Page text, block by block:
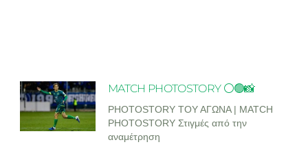
MATCH PHOTOSTORY ⚪🟢📸
PHOTOSTORY ΤΟΥ ΑΓΩΝΑ | MATCH
PHOTOSTORY Στιγμές από την
αναμέτρηση